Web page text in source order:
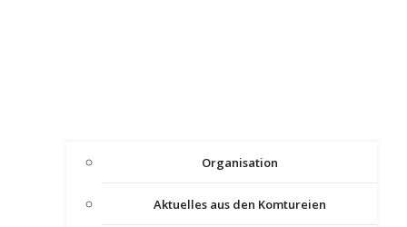
Organisation
Aktuelles aus den Komtureien